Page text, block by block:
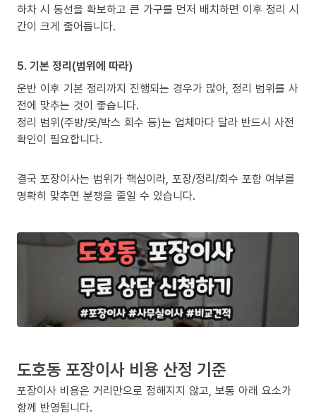
하차 시 동선을 확보하고 큰 가구를 먼저 배치하면 이후 정리 시
간이 크게 줄어듭니다.
5. 기본 정리(범위에 따라)
운반 이후 기본 정리까지 진행되는 경우가 많아, 정리 범위를 사
전에 맞추는 것이 좋습니다.
정리 범위(주방/옷/박스 회수 등)는 업체마다 달라 반드시 사전
확인이 필요합니다.
결국 포장이사는 범위가 핵심이라, 포장/정리/회수 포함 여부를
명확히 맞추면 분쟁을 줄일 수 있습니다.
도호동 포장이사 비용 산정 기준
포장이사 비용은 거리만으로 정해지지 않고, 보통 아래 요소가
함께 반영됩니다.